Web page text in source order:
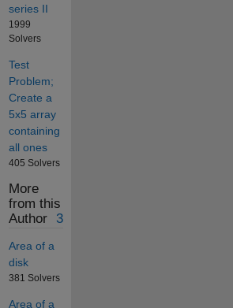
series II
1999
Solvers
Test
Problem;
Create a
5x5 array
containing
all ones
405 Solvers
More
from this
Author
3
Area of a
disk
381 Solvers
Area of a